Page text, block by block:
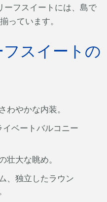
ーフスイートには、島で
っています。
スイートの
わやかな内装。
ベートバルコニー
壮大な眺め。
、独立したラウン
。